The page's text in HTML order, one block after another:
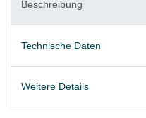
Beschreibung
Technische Daten
Weitere Details